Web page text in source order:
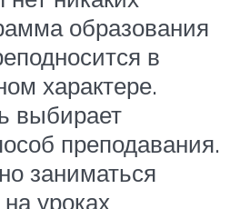
образования
в
характере.
выбирает
преподавания.
заниматься
уроках